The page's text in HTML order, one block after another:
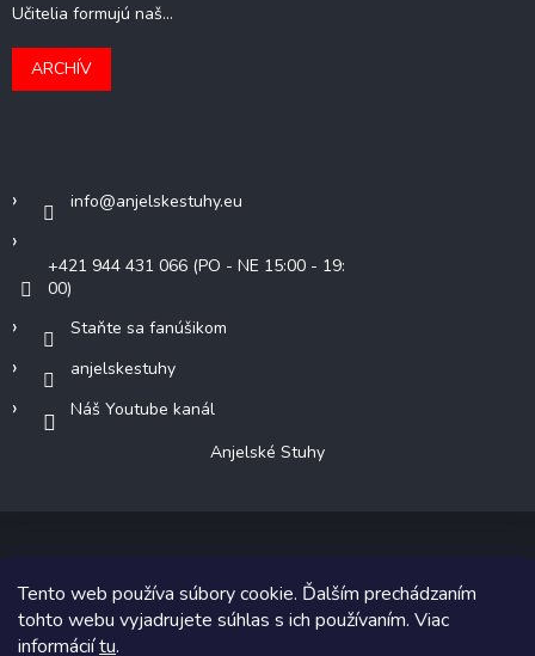
Tento web používa súbory cookie. Ďalším prechádzaním
tohto webu vyjadrujete súhlas s ich používaním. Viac
informáciítu.
Učitelia formujú naš...
ARCHÍV
info@anjelskestuhy.eu
+421 944 431 066 (PO - NE 15:00 - 19:
00)
Staňte sa fanúšikom
anjelskestuhy
Náš Youtube kanál
Anjelské Stuhy
Copyright 2026Anjelské Stuhy. Všetky práva vyhradené.
Grafický návrh vytvoril a na Shoptet implementoval